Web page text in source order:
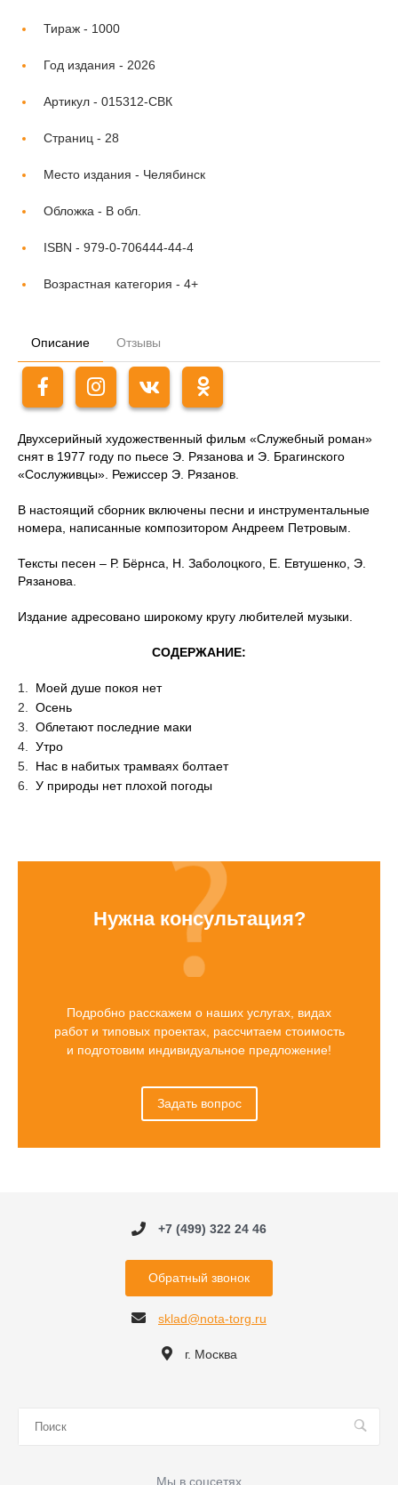
Тираж - 1000
Год издания - 2026
Артикул - 015312-СВК
Страниц - 28
Место издания - Челябинск
Обложка - В обл.
ISBN - 979-0-706444-44-4
Возрастная категория - 4+
Описание Отзывы
Двухсерийный художественный фильм «Служебный роман»
снят в 1977 году по пьесе Э. Рязанова и Э. Брагинского
«Сослуживцы». Режиссер Э. Рязанов.
В настоящий сборник включены песни и инструментальные
номера, написанные композитором Андреем Петровым.
Тексты песен – Р. Бёрнса, Н. Заболоцкого, Е. Евтушенко, Э.
Рязанова.
Издание адресовано широкому кругу любителей музыки.
СОДЕРЖАНИЕ:
Моей душе покоя нет
Осень
Облетают последние маки
Утро
Нас в набитых трамваях болтает
У природы нет плохой погоды
Нужна консультация?
Подробно расскажем о наших услугах, видах
работ и типовых проектах, рассчитаем стоимость
и подготовим индивидуальное предложение!
Задать вопрос
+7 (499) 322 24 46
Обратный звонок
sklad@nota-torg.ru
г. Москва
Мы в соцсетях